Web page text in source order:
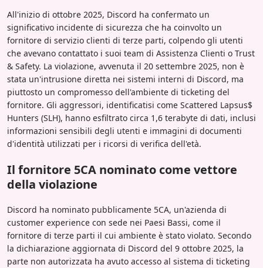
All'inizio di ottobre 2025, Discord ha confermato un
significativo incidente di sicurezza che ha coinvolto un
fornitore di servizio clienti di terze parti, colpendo gli utenti
che avevano contattato i suoi team di Assistenza Clienti o Trust
& Safety. La violazione, avvenuta il 20 settembre 2025, non è
stata un'intrusione diretta nei sistemi interni di Discord, ma
piuttosto un compromesso dell'ambiente di ticketing del
fornitore. Gli aggressori, identificatisi come Scattered Lapsus$
Hunters (SLH), hanno esfiltrato circa 1,6 terabyte di dati, inclusi
informazioni sensibili degli utenti e immagini di documenti
d'identità utilizzati per i ricorsi di verifica dell'età.
Il fornitore 5CA nominato come vettore
della violazione
Discord ha nominato pubblicamente 5CA, un'azienda di
customer experience con sede nei Paesi Bassi, come il
fornitore di terze parti il cui ambiente è stato violato. Secondo
la dichiarazione aggiornata di Discord del 9 ottobre 2025, la
parte non autorizzata ha avuto accesso al sistema di ticketing